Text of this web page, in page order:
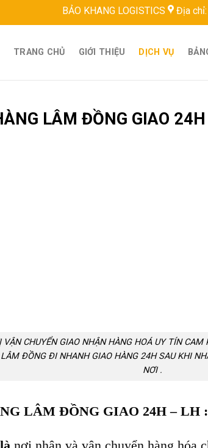
BẢO KHANG LOGISTICS Địa chỉ: 22
TRANG CHỦ GIỚI THIỆU DỊCH VỤ
LÂM ĐỒNG GIAO 24H
CHUYỂN GIAO NHẬN HÀNG HOÁ UY TÍN
ĐỒNG ĐI NHANH GIAO HÀNG 24H SAU KHI
NƠI .
LÂM ĐỒNG GIAO 24H – LH :